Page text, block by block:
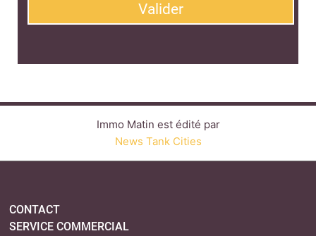
Valider
Immo Matin est édité par
News Tank Cities
CONTACT
SERVICE COMMERCIAL